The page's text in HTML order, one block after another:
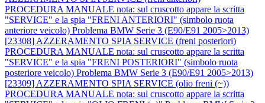
PROCEDURA MANUALE nota: sul cruscotto appare la scritta
"SERVICE" e la spia "FRENI ANTERIORI" (simbolo ruota
anteriore veicolo) Problema BMW Serie 3 (E90/E91 2005>2013)
[23308] AZZERAMENTO SPIA SERVICE (freni posteriori)
PROCEDURA MANUALE nota: sul cruscotto appare la scritta
"SERVICE" e la spia "FRENI POSTERIORI" (simbolo ruota
posteriore veicolo) Problema BMW Serie 3 (E90/E91 2005>2013)
[23309] AZZERAMENTO SPIA SERVICE (olio freni (~))
PROCEDURA MANUALE nota: sul cruscotto appare la scritta